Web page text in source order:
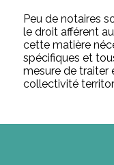
Peu de notaires
le droit afférent
cette matière
spécifiques et
mesure de traiter
collectivité